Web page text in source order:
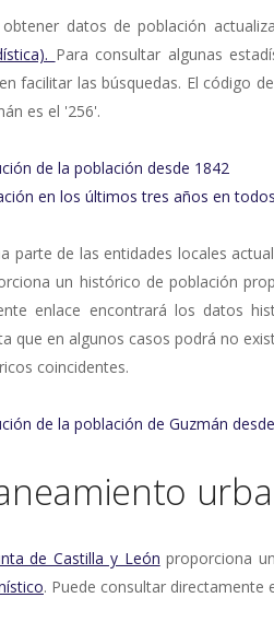
obtener datos de población
Para consultar algunas
facilitar las búsquedas. El código
es el '256'.
de la población desde 1842
en los últimos tres años en
parte de las entidades locales
un histórico de población
enlace encontrará los datos
que en algunos casos podrá no
coincidentes.
de la población de Guzmán
de Castilla y León proporciona
. Puede consultar directamente